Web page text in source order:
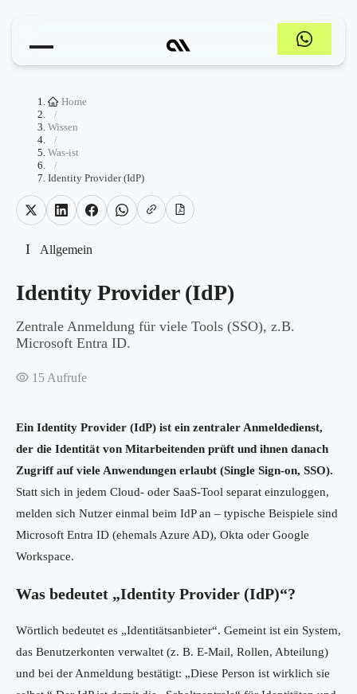
Home
/
Wissen
/
Was-ist
/
Identity Provider (IdP)
I Allgemein
Identity Provider (IdP)
Zentrale Anmeldung für viele Tools (SSO), z.B.
Microsoft Entra ID.
15 Aufrufe
Ein Identity Provider (IdP) ist ein zentraler Anmeldedienst,
der die Identität von Mitarbeitenden prüft und ihnen danach
Zugriff auf viele Anwendungen erlaubt (Single Sign-on, SSO).
Statt sich in jedem Cloud- oder SaaS-Tool separat einzuloggen,
melden sich Nutzer einmal beim IdP an – typische Beispiele sind
Microsoft Entra ID (ehemals Azure AD), Okta oder Google
Workspace.
Was bedeutet „Identity Provider (IdP)“?
Wörtlich bedeutet es „Identitätsanbieter“. Gemeint ist ein System,
das Benutzerkonten verwaltet (z. B. E-Mail, Rollen, Abteilung)
und bei der Anmeldung bestätigt: „Diese Person ist wirklich sie